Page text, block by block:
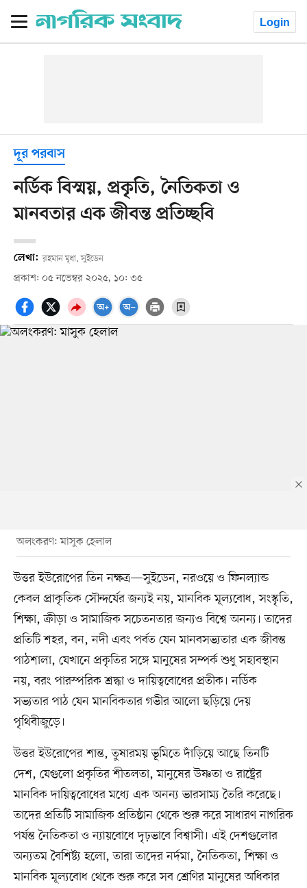
Login
দূর পরবাস
নর্ডিক বিস্ময়, প্রকৃতি, নৈতিকতা ও
মানবতার এক জীবন্ত প্রতিচ্ছবি
লেখা: রহমান মৃধা, সুইডেন
প্রকাশ: ০৫ নভেম্বর ২০২৫, ১০: ৩৫
অলংকরণ: মাসুক হেলাল
উত্তর ইউরোপের তিন নক্ষত্র—সুইডেন, নরওয়ে ও ফিনল্যান্ড
কেবল প্রাকৃতিক সৌন্দর্যের জন্যই নয়, মানবিক মূল্যবোধ, সংস্কৃতি,
শিক্ষা, ক্রীড়া ও সামাজিক সচেতনতার জন্যও বিশ্বে অনন্য। তাদের
প্রতিটি শহর, বন, নদী এবং পর্বত যেন মানবসভ্যতার এক জীবন্ত
পাঠশালা, যেখানে প্রকৃতির সঙ্গে মানুষের সম্পর্ক শুধু সহাবস্থান
নয়, বরং পারস্পরিক শ্রদ্ধা ও দায়িত্ববোধের প্রতীক। নর্ডিক
সভ্যতার পাঠ যেন মানবিকতার গভীর আলো ছড়িয়ে দেয়
পৃথিবীজুড়ে।
উত্তর ইউরোপের শান্ত, তুষারময় ভূমিতে দাঁড়িয়ে আছে তিনটি
দেশ, যেগুলো প্রকৃতির শীতলতা, মানুষের উষ্ণতা ও রাষ্ট্রের
মানবিক দায়িত্ববোধের মধ্যে এক অনন্য ভারসাম্য তৈরি করেছে।
তাদের প্রতিটি সামাজিক প্রতিষ্ঠান থেকে শুরু করে সাধারণ নাগরিক
পর্যন্ত নৈতিকতা ও ন্যায়বোধে দৃঢ়ভাবে বিশ্বাসী। এই দেশগুলোর
অন্যতম বৈশিষ্ট্য হলো, তারা তাদের নর্দমা, নৈতিকতা, শিক্ষা ও
মানবিক মূল্যবোধ থেকে শুরু করে সব শ্রেণির মানুষের অধিকার